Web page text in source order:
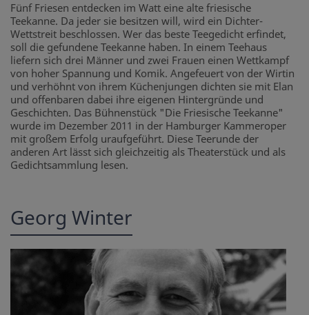
Fünf Friesen entdecken im Watt eine alte friesische
Teekanne. Da jeder sie besitzen will, wird ein Dichter-
Wettstreit beschlossen. Wer das beste Teegedicht erfindet,
soll die gefundene Teekanne haben. In einem Teehaus
liefern sich drei Männer und zwei Frauen einen Wettkampf
von hoher Spannung und Komik. Angefeuert von der Wirtin
und verhöhnt von ihrem Küchenjungen dichten sie mit Elan
und offenbaren dabei ihre eigenen Hintergründe und
Geschichten. Das Bühnenstück "Die Friesische Teekanne"
wurde im Dezember 2011 in der Hamburger Kammeroper
mit großem Erfolg uraufgeführt. Diese Teerunde der
anderen Art lässt sich gleichzeitig als Theaterstück und als
Gedichtsammlung lesen.
Georg Winter